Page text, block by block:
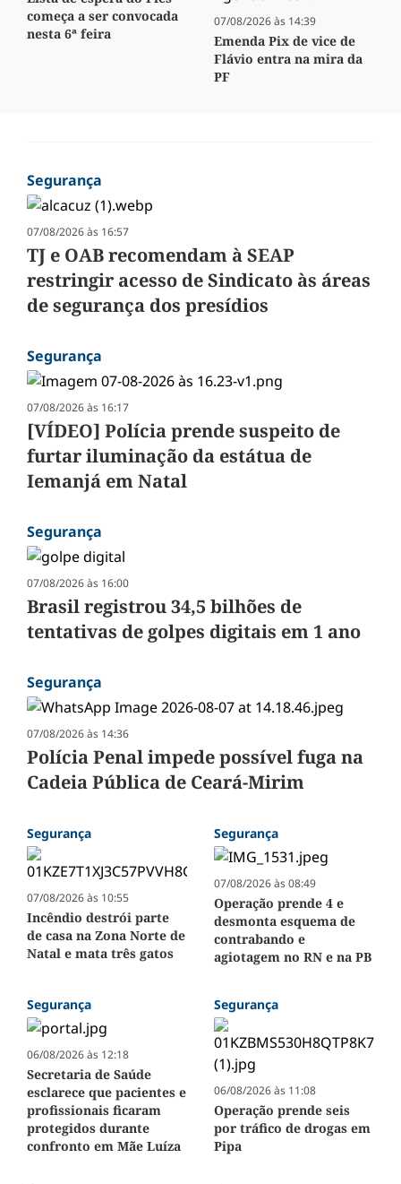
começa a ser convocada
nesta 6ª feira
07/08/2026 às 14:39
Emenda Pix de vice de
Flávio entra na mira da
PF
Segurança
07/08/2026 às 16:57
TJ e OAB recomendam à SEAP
restringir acesso de Sindicato às áreas
de segurança dos presídios
Segurança
07/08/2026 às 16:17
[VÍDEO] Polícia prende suspeito de
furtar iluminação da estátua de
Iemanjá em Natal
Segurança
07/08/2026 às 16:00
Brasil registrou 34,5 bilhões de
tentativas de golpes digitais em 1 ano
Segurança
07/08/2026 às 14:36
Polícia Penal impede possível fuga na
Cadeia Pública de Ceará-Mirim
Segurança
07/08/2026 às 10:55
Incêndio destrói parte
de casa na Zona Norte de
Natal e mata três gatos
Segurança
07/08/2026 às 08:49
Operação prende 4 e
desmonta esquema de
contrabando e
agiotagem no RN e na PB
Segurança
06/08/2026 às 12:18
Secretaria de Saúde
esclarece que pacientes e
profissionais ficaram
protegidos durante
confronto em Mãe Luíza
Segurança
06/08/2026 às 11:08
Operação prende seis
por tráfico de drogas em
Pipa